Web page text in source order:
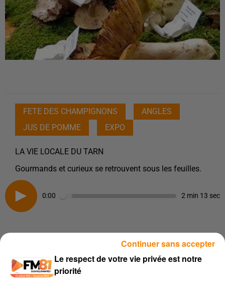
FETE DES CHAMPIGNONS
ANGLES
JUS DE POMME
EXPO
LA VIE LOCALE DU TARN
Gourmands et curieux se retrouvent sous les feuilles.
0:00 2 min 13 sec
28ᵉ FÊTE DES CHAMPIGNONS & DU JUS DE POMME À ANGLÈS
Le respect de votre vie privée est notre
priorité
Continuer sans accepter